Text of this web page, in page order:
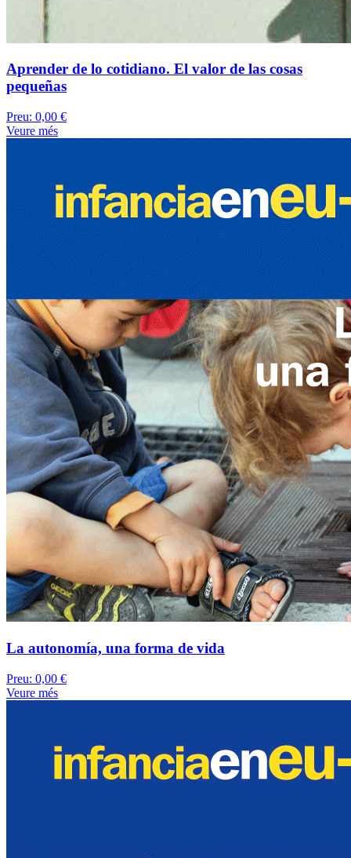
Aprender de lo cotidiano. El valor de las cosas
pequeñas
Preu: 0,00 €
Veure més
La autonomía, una forma de vida
Preu: 0,00 €
Veure més